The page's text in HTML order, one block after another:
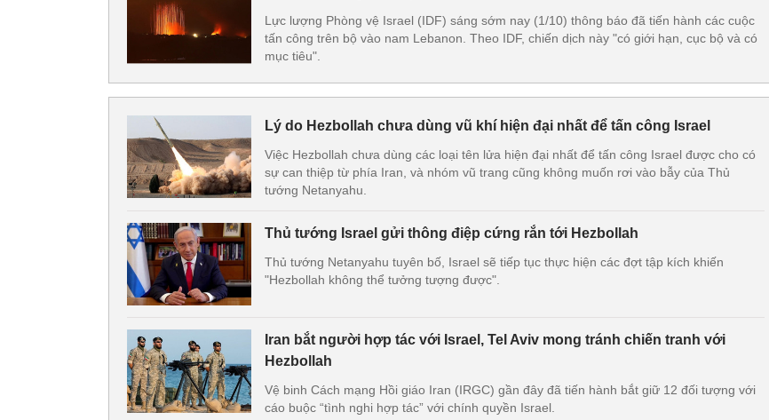
Lực lượng Phòng vệ Israel (IDF) sáng sớm nay (1/10) thông báo đã tiến hành các cuộc
tấn công trên bộ vào nam Lebanon. Theo IDF, chiến dịch này "có giới hạn, cục bộ và có
mục tiêu".
Lý do Hezbollah chưa dùng vũ khí hiện đại nhất để tấn công Israel
Việc Hezbollah chưa dùng các loại tên lửa hiện đại nhất để tấn công Israel được cho có
sự can thiệp từ phía Iran, và nhóm vũ trang cũng không muốn rơi vào bẫy của Thủ
tướng Netanyahu.
Thủ tướng Israel gửi thông điệp cứng rắn tới Hezbollah
Thủ tướng Netanyahu tuyên bố, Israel sẽ tiếp tục thực hiện các đợt tập kích khiến
"Hezbollah không thể tưởng tượng được".
Iran bắt người hợp tác với Israel, Tel Aviv mong tránh chiến tranh với
Hezbollah
Vệ binh Cách mạng Hồi giáo Iran (IRGC) gần đây đã tiến hành bắt giữ 12 đối tượng với
cáo buộc “tình nghi hợp tác” với chính quyền Israel.